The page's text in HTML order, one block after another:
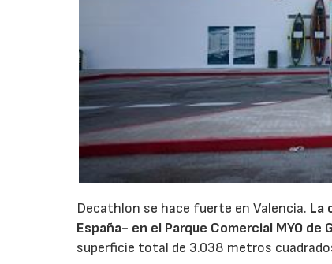
Decathlon se hace fuerte en Valencia. La
España- en el Parque Comercial MYO de
superficie total de 3.038 metros